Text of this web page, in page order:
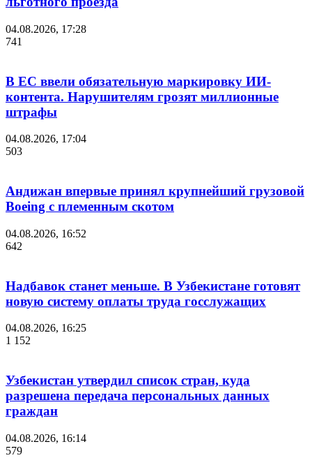
04.08.2026, 17:28
741
В ЕС ввели обязательную маркировку ИИ-
контента. Нарушителям грозят миллионные
штрафы
04.08.2026, 17:04
503
Андижан впервые принял крупнейший грузовой
Boeing с племенным скотом
04.08.2026, 16:52
642
Надбавок станет меньше. В Узбекистане готовят
новую систему оплаты труда госслужащих
04.08.2026, 16:25
1 152
Узбекистан утвердил список стран, куда
разрешена передача персональных данных
граждан
04.08.2026, 16:14
579